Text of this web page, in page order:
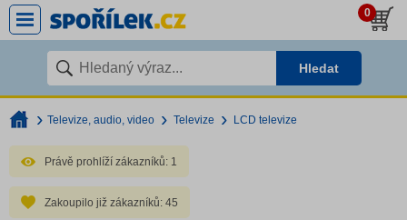
0
Hledat
Televize, audio, video Televize LCD televize
Právě prohlíží zákazníků: 1
Zakoupilo již zákazníků: 45